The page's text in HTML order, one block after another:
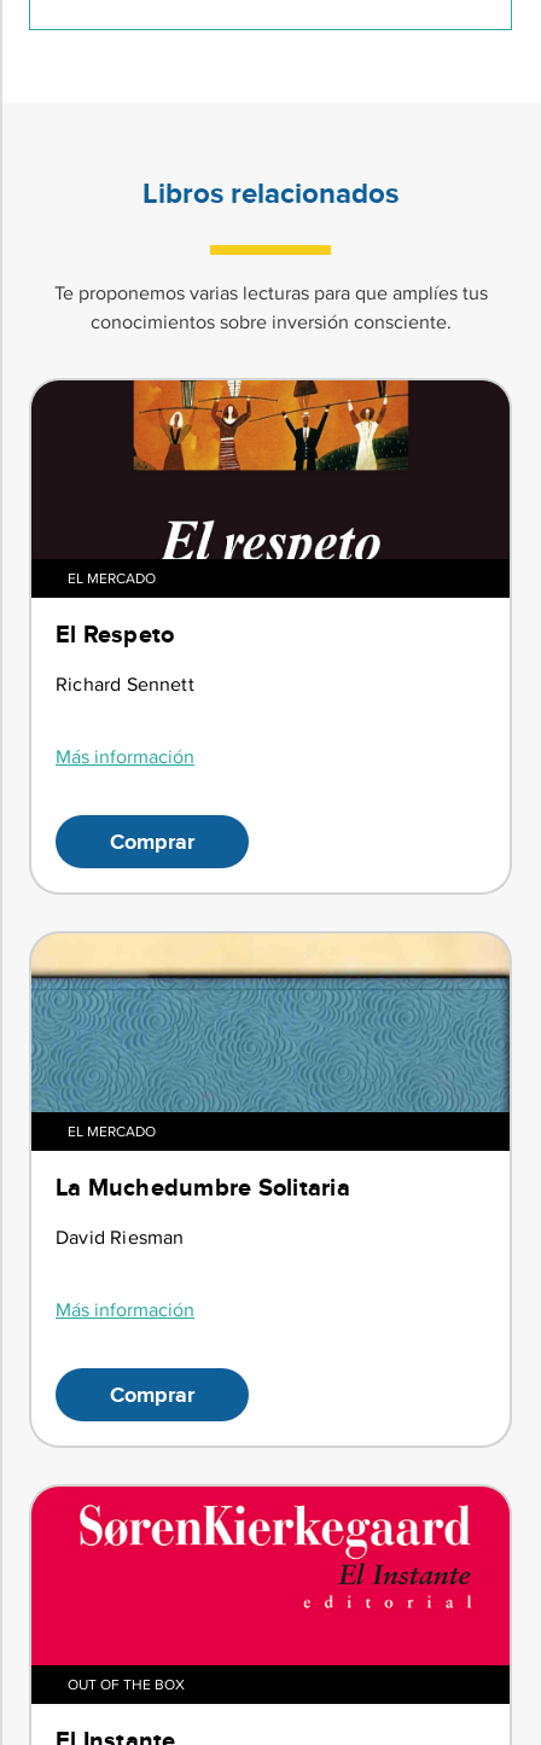
Libros relacionados
Te proponemos varias lecturas para que amplíes tus
conocimientos sobre inversión consciente.
EL MERCADO
El Respeto
Richard Sennett
Más información
Comprar
EL MERCADO
La Muchedumbre Solitaria
David Riesman
Más información
Comprar
OUT OF THE BOX